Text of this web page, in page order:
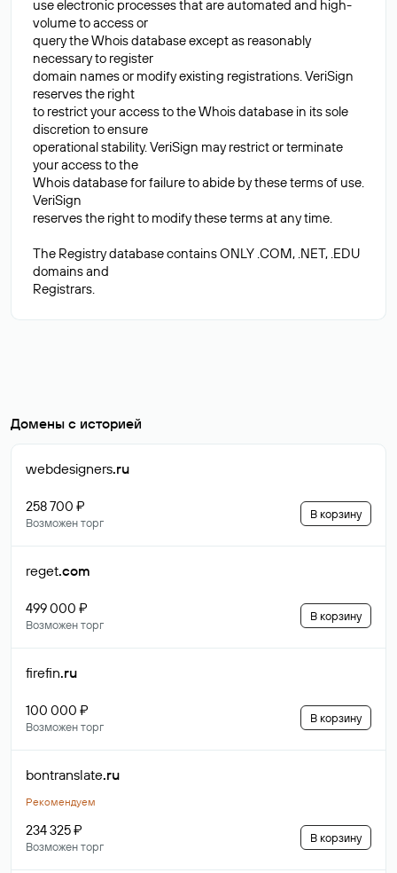
use electronic processes that are automated and high-
volume to access or
query the Whois database except as reasonably
necessary to register
domain names or modify existing registrations. VeriSign
reserves the right
to restrict your access to the Whois database in its sole
discretion to ensure
operational stability. VeriSign may restrict or terminate
your access to the
Whois database for failure to abide by these terms of use.
VeriSign
reserves the right to modify these terms at any time.
The Registry database contains ONLY .COM, .NET, .EDU
domains and
Домены с историей
webdesigners.ru
258 700 ₽
Возможен торг
В корзину
reget.com
499 000 ₽
Возможен торг
В корзину
firefin.ru
100 000 ₽
Возможен торг
В корзину
bontranslate.ru
Рекомендуем
234 325 ₽
Возможен торг
В корзину